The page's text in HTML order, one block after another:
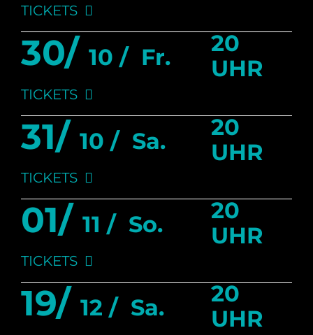
TICKETS
30/ 10 / Fr.
20
UHR
TICKETS
31/ 10 / Sa.
20
UHR
TICKETS
01/ 11 / So.
20
UHR
TICKETS
19/ 12 / Sa.
20
UHR